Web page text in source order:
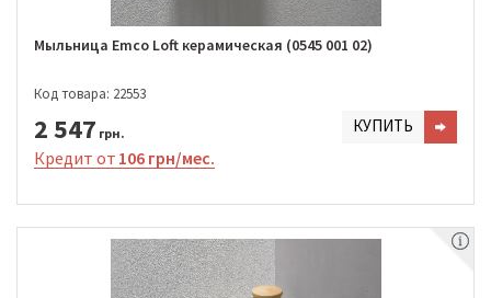
Мыльница Emco Loft керамическая (0545 001 02)
Код товара: 22553
2 547 грн. КУПИТЬ
Кредит от 106 грн/мес.